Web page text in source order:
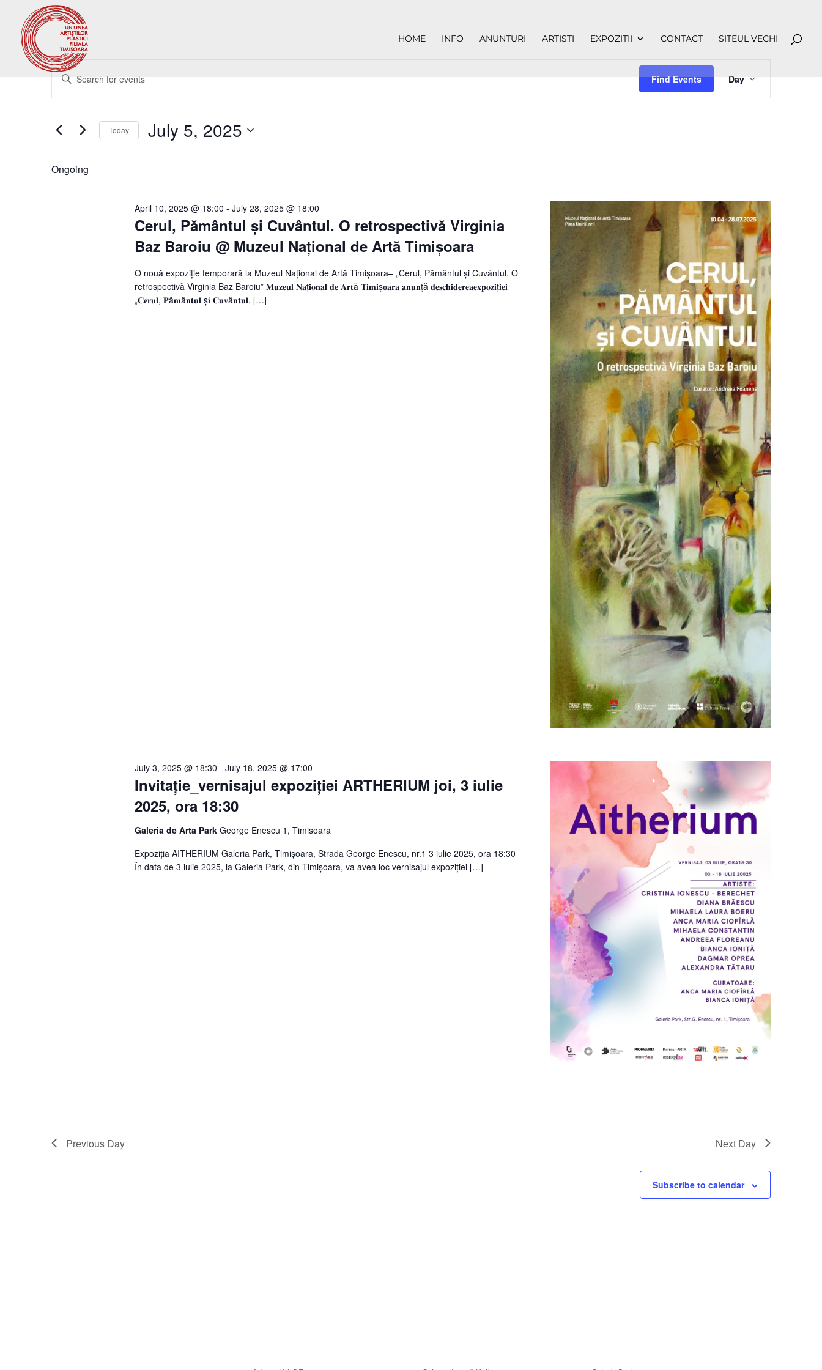
HOME INFO ANUNTURI ARTISTI EXPOZITII CONTACT SITEUL VECHI
Events
for
July
5,
2025
Events
Search
and
Navigation
Enter
Keyword.
Search
Events
Find Events Views
Navigation
Day
Today July 5, 2025
Ongoing
Cerul, Pământul și Cuvântul. O retrospectivă Virginia
Baz Baroiu @ Muzeul Național de Artă Timișoara
April 10, 2025 @ 18:00 - July 28, 2025 @ 18:00
O nouă expoziție temporară la Muzeul Național de Artă Timișoara– „Cerul, Pământul și Cuvântul. O
retrospectivă Virginia Baz Baroiu” 𝐌𝐮𝐳𝐞𝐮𝐥 𝐍𝐚ț𝐢𝐨𝐧𝐚𝐥 𝐝𝐞 𝐀𝐫𝐭ă 𝐓𝐢𝐦𝐢ș𝐨𝐚𝐫𝐚 𝐚𝐧𝐮𝐧ță 𝐝𝐞𝐬𝐜𝐡𝐢𝐝𝐞𝐫𝐞𝐚𝐞𝐱𝐩𝐨𝐳𝐢ț𝐢𝐞𝐢
„𝐂𝐞𝐫𝐮𝐥, 𝐏ă𝐦â𝐧𝐭𝐮𝐥 ș𝐢 𝐂𝐮𝐯â𝐧𝐭𝐮𝐥. […]
Invitație_vernisajul expoziției ARTHERIUM joi, 3 iulie
2025, ora 18:30
July 3, 2025 @ 18:30 - July 18, 2025 @ 17:00
Galeria de Arta Park George Enescu 1, Timisoara
Expoziția AITHERIUM Galeria Park, Timișoara, Strada George Enescu, nr.1 3 iulie 2025, ora 18:30
În data de 3 iulie 2025, la Galeria Park, din Timișoara, va avea loc vernisajul expoziției […]
Previous Day Next Day
Subscribe to calendar